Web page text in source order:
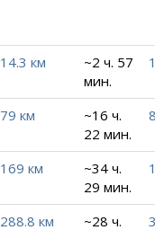
14.3 км
~2 ч. 57
мин.
79 км
~16 ч.
22 мин.
169 км
~34 ч.
29 мин.
288.8 км
~28 ч.